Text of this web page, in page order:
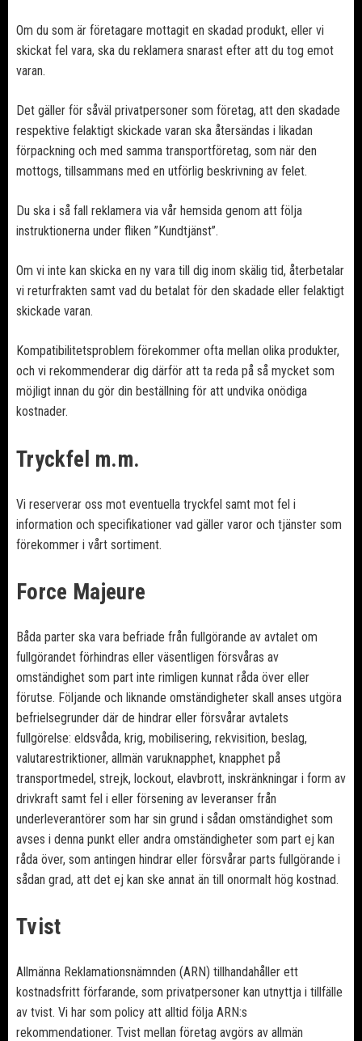
Om du som är företagare mottagit en skadad produkt, eller vi
skickat fel vara, ska du reklamera snarast efter att du tog emot
varan.
Det gäller för såväl privatpersoner som företag, att den skadade
respektive felaktigt skickade varan ska återsändas i likadan
förpackning och med samma transportföretag, som när den
mottogs, tillsammans med en utförlig beskrivning av felet.
Du ska i så fall reklamera via vår hemsida genom att följa
instruktionerna under fliken ”Kundtjänst”.
Om vi inte kan skicka en ny vara till dig inom skälig tid, återbetalar
vi returfrakten samt vad du betalat för den skadade eller felaktigt
skickade varan.
Kompatibilitetsproblem förekommer ofta mellan olika produkter,
och vi rekommenderar dig därför att ta reda på så mycket som
möjligt innan du gör din beställning för att undvika onödiga
kostnader.
Tryckfel m.m.
Vi reserverar oss mot eventuella tryckfel samt mot fel i
information och specifikationer vad gäller varor och tjänster som
förekommer i vårt sortiment.
Force Majeure
Båda parter ska vara befriade från fullgörande av avtalet om
fullgörandet förhindras eller väsentligen försvåras av
omständighet som part inte rimligen kunnat råda över eller
förutse. Följande och liknande omständigheter skall anses utgöra
befrielsegrunder där de hindrar eller försvårar avtalets
fullgörelse: eldsvåda, krig, mobilisering, rekvisition, beslag,
valutarestriktioner, allmän varuknapphet, knapphet på
transportmedel, strejk, lockout, elavbrott, inskränkningar i form av
drivkraft samt fel i eller försening av leveranser från
underleverantörer som har sin grund i sådan omständighet som
avses i denna punkt eller andra omständigheter som part ej kan
råda över, som antingen hindrar eller försvårar parts fullgörande i
sådan grad, att det ej kan ske annat än till onormalt hög kostnad.
Tvist
Allmänna Reklamationsnämnden (ARN) tillhandahåller ett
kostnadsfritt förfarande, som privatpersoner kan utnyttja i tillfälle
av tvist. Vi har som policy att alltid följa ARN:s
rekommendationer. Tvist mellan företag avgörs av allmän